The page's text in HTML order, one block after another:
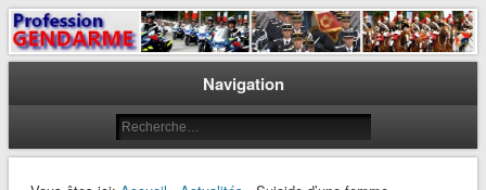
Profession Gendarme
Le journal des gendarmes
Navigation